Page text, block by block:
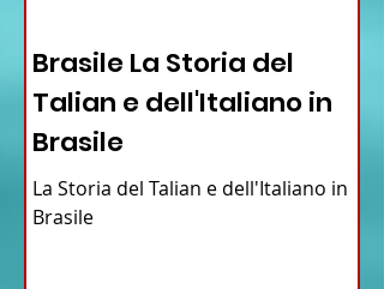
Brasile La Storia del
Talian e dell'Italiano in
Brasile
La Storia del Talian e dell'Italiano in
Brasile